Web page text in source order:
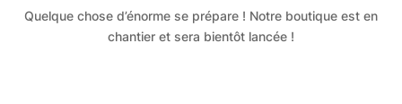
Quelque chose d’énorme se prépare ! Notre boutique est en
chantier et sera bientôt lancée !